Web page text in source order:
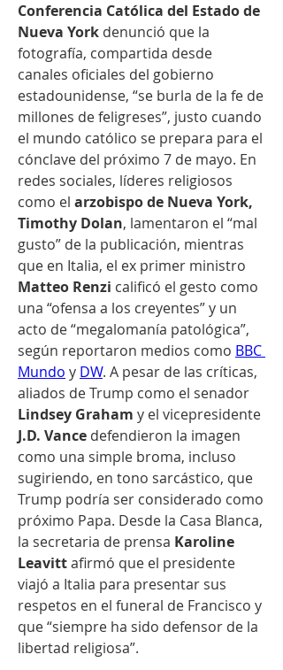
Conferencia Católica del Estado de
Nueva York denunció que la
fotografía, compartida desde
canales oficiales del gobierno
estadounidense, “se burla de la fe de
millones de feligreses”, justo cuando
el mundo católico se prepara para el
cónclave del próximo 7 de mayo. En
redes sociales, líderes religiosos
como el arzobispo de Nueva York,
Timothy Dolan, lamentaron el “mal
gusto” de la publicación, mientras
Matteo Renzi calificó el gesto como
una “ofensa a los creyentes” y un
acto de “megalomanía patológica”,
según reportaron medios como BBC
Mundo y DW. A pesar de las críticas,
Lindsey Graham
J.D. Vance defendieron la imagen
como una simple broma, incluso
sugiriendo, en tono sarcástico, que
Trump podría ser considerado como
próximo Papa. Desde la Casa Blanca,
la secretaria de prensa Karoline
Leavitt afirmó que el presidente
viajó a Italia para presentar sus
respetos en el funeral de Francisco y
que “siempre ha sido defensor de la
libertad religiosa”.